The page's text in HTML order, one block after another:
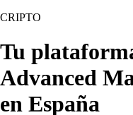
CRIPTO
Tu
Advanced
en España